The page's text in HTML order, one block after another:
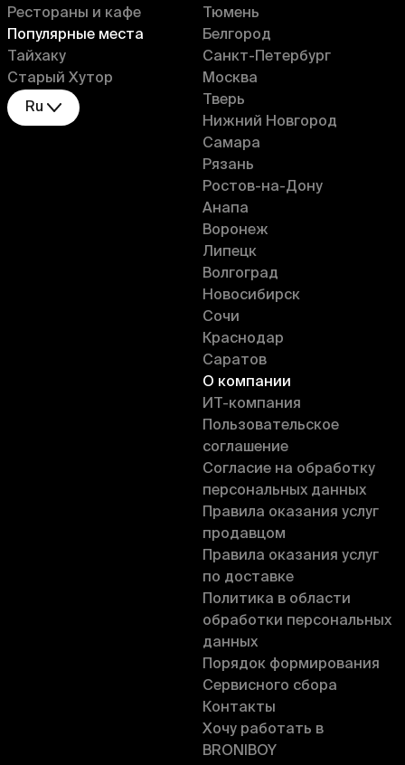
Рестораны и кафе
Популярные места
Тайхаку
Старый Хутор
Ru
Тюмень
Белгород
Санкт-Петербург
Москва
Тверь
Нижний Новгород
Самара
Рязань
Ростов-на-Дону
Анапа
Воронеж
Липецк
Волгоград
Новосибирск
Сочи
Краснодар
Саратов
О компании
ИT-компания
Пользовательское
соглашение
Согласие на обработку
персональных данных
Правила оказания услуг
продавцом
Правила оказания услуг
по доставке
Политика в области
обработки персональных
данных
Порядок формирования
Сервисного сбора
Контакты
Хочу работать в
BRONIBOY